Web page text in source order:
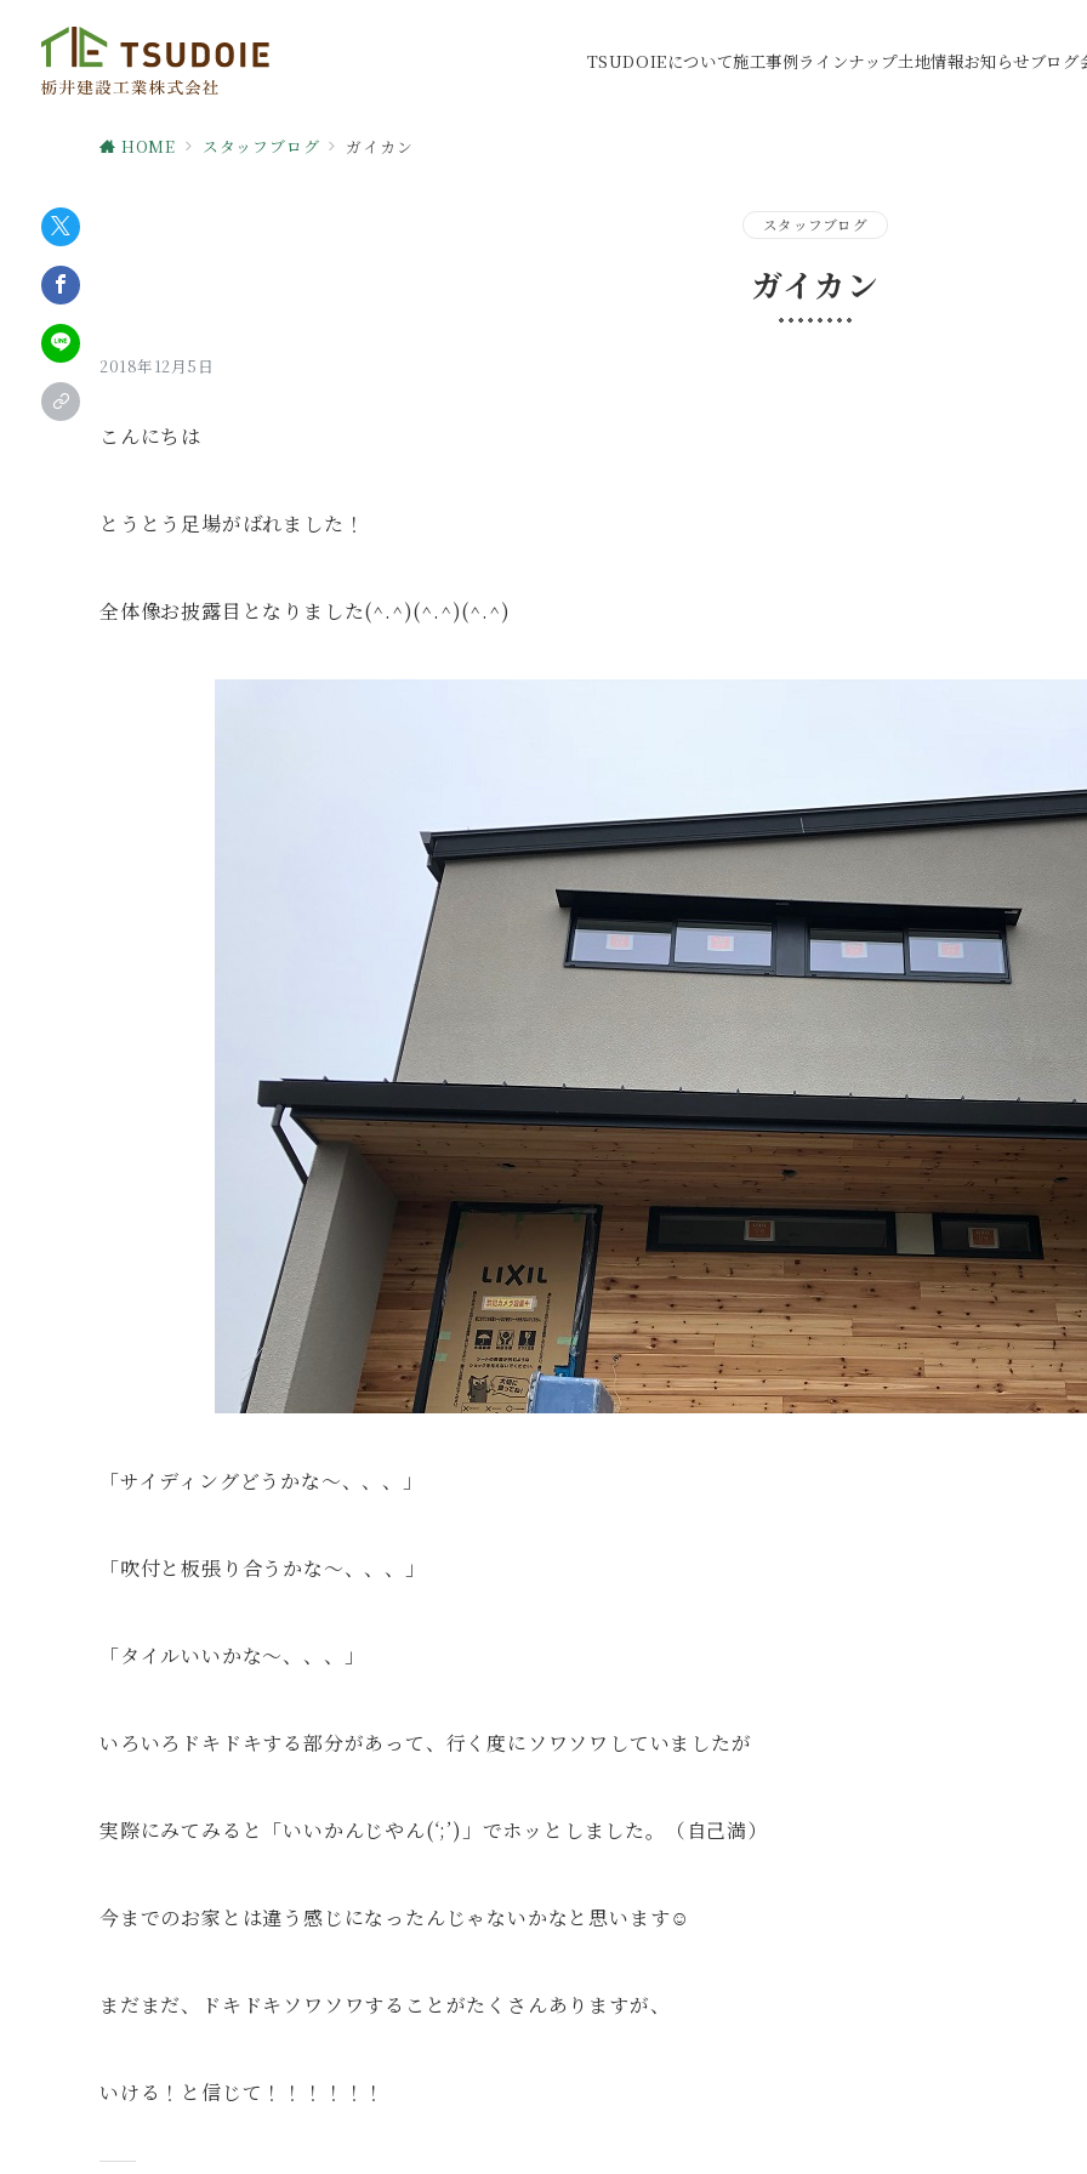
TSUDOIEについて施工事例ラインナップ土地情報お知らせブログ
HOME スタッフブログ ガイカン
スタッフブログ
ガイカン
2018年12月5日
こんにちは
とうとう足場がばれました！
全体像お披露目となりました(^.^)(^.^)(^.^)
「サイディングどうかな～、、、」
「吹付と板張り合うかな～、、、」
「タイルいいかな～、、、」
いろいろドキドキする部分があって、行く度にソワソワしていましたが
実際にみてみると「いいかんじやん(‘;’)」でホッとしました。（自己満）
今までのお家とは違う感じになったんじゃないかなと思います☺
まだまだ、ドキドキソワソワすることがたくさんありますが、
いける！と信じて！！！！！！